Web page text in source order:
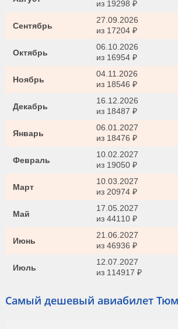
из 19298 ₽
Сентябрь
27.09.2026
из 17204 ₽
Октябрь
06.10.2026
из 16954 ₽
Ноябрь
04.11.2026
из 18546 ₽
Декабрь
16.12.2026
из 18487 ₽
Январь
06.01.2027
из 18476 ₽
Февраль
10.02.2027
из 19050 ₽
Март
10.03.2027
из 20974 ₽
Май
17.05.2027
из 44110 ₽
Июнь
21.06.2027
из 46936 ₽
Июль
12.07.2027
из 114917 ₽
Самый дешевый авиабилет